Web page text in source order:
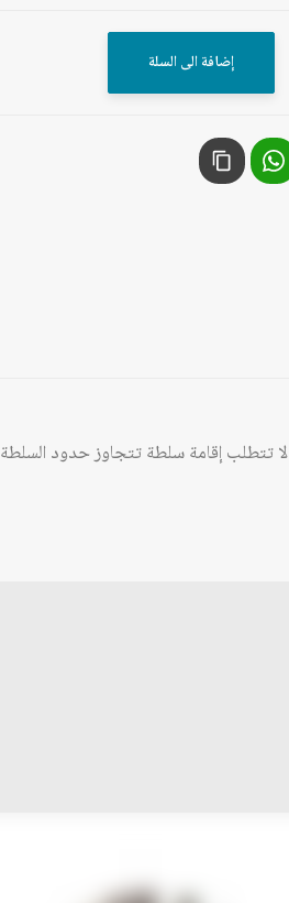
إضافة الى السلة
لا تتطلب إقامة سلطة تتجاوز حدود السلطة